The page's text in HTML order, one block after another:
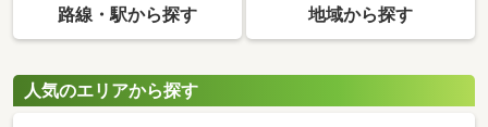
路線・駅から探す 地域から探す
人気のエリアから探す